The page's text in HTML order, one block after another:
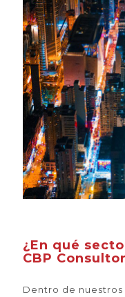
¿En qué
CBP
Dentro de nuestros